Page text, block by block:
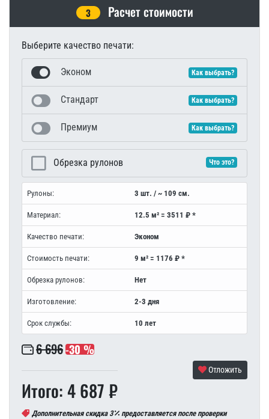
3 Расчет стоимости
Выберите качество печати:
Эконом Как выбрать?
Стандарт Как выбрать?
Премиум Как выбрать?
Обрезка рулонов Что это?
Рулоны: 3 шт. / ~ 109 см.
Материал: 12.5 м² = 3511 ₽ *
Качество печати: Эконом
Стоимость печати: 9 м² = 1176 ₽ *
Обрезка рулонов: Нет
Изготовление: 2-3 дня
Срок службы: 10 лет
6 696-30 %
Итого: 4 687 ₽
Отложить
Дополнительная скидка 3 предоставляется после проверки